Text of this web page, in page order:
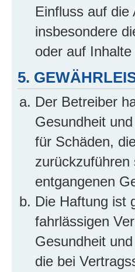
Einfluss auf
insbesondere
oder auf
5.
Der Betreiber
Gesundheit
für Schäden,
entgangenen
Die Haftung ist
fahrlässigen
Gesundheit
die bei